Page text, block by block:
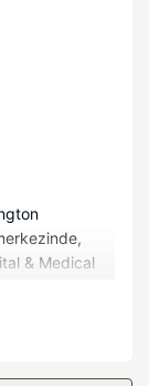
& Medical
odada